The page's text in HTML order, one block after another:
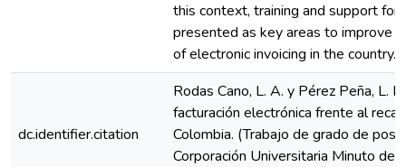
this context, training and support for
presented as key areas to improve
of electronic invoicing in the country.
dc.identifier.citation
Rodas Cano, L. A. y Pérez Peña, L.
facturación electrónica frente al
Colombia. (Trabajo de grado de
Corporación Universitaria Minuto de